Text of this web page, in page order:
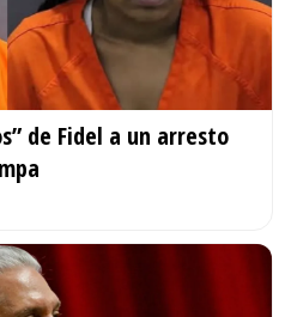
de Fidel a un arresto